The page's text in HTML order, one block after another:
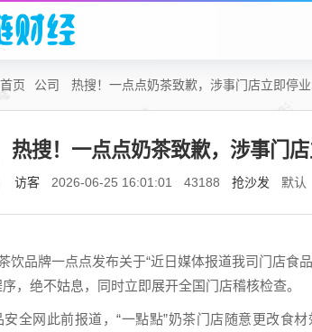
首页 公司 热搜！一点点奶茶致歉，涉事门店立即停
热搜！一点点奶茶致歉，涉事门
访客 2026-06-25 16:01:01 43188 抢沙发 默认
饮品牌一点点发布关于“近日媒体报道我司门店食
，绝不姑息，同时立即展开全国门店稽核检查。
安全网此前报道，“一點點”奶茶门店随意更改食